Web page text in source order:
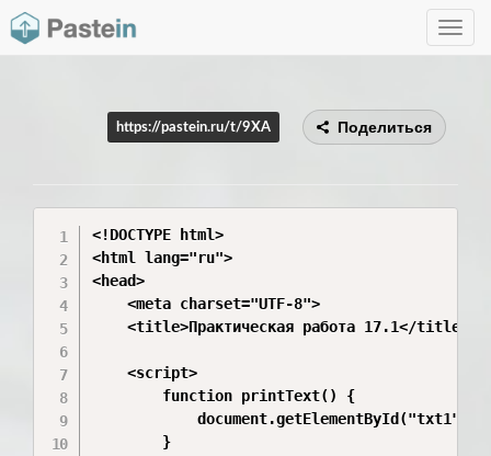
Toggle
https://pastein.ru/t/9XA Поделиться
<!DOCTYPE html>
<html lang="ru">
<head>
    <meta charset="UTF-8">
    <title>Практическая работа 17.1</title>
    <script>
        function printText() {
        }